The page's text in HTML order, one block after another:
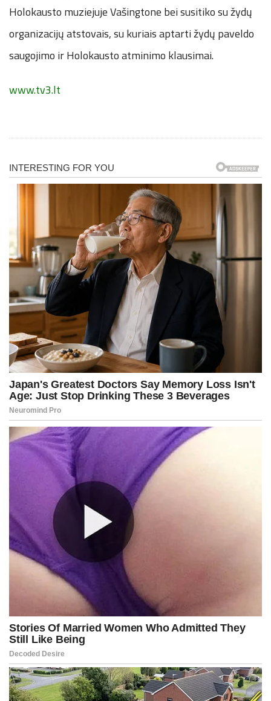
Holokausto muziejuje Vašingtone bei susitiko su žydų
organizacijų atstovais, su kuriais aptarti žydų paveldo
saugojimo ir Holokausto atminimo klausimai.
www.tv3.lt